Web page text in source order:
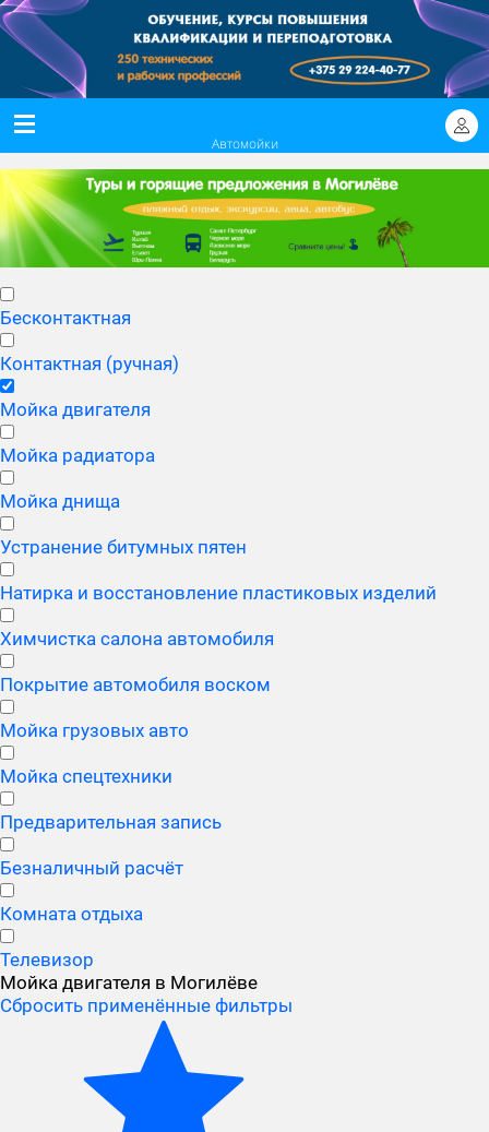
Автомойки
Бесконтактная
Контактная (ручная)
Мойка двигателя
Мойка радиатора
Мойка днища
Устранение битумных пятен
Натирка и восстановление пластиковых изделий
Химчистка салона автомобиля
Покрытие автомобиля воском
Мойка грузовых авто
Мойка спецтехники
Предварительная запись
Безналичный расчёт
Комната отдыха
Телевизор
Мойка двигателя в Могилёве
Сбросить применённые фильтры